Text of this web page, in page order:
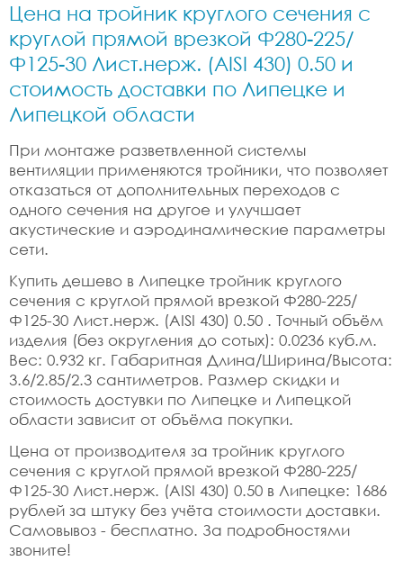
Цена на тройник круглого сечения с
круглой прямой врезкой Ф280-225/
Ф125-30 Лист.нерж. (AISI 430) 0.50 и
стоимость доставки по Липецке и
Липецкой области
При монтаже разветвленной системы
вентиляции применяются тройники, что позволяет
отказаться от дополнительных переходов с
одного сечения на другое и улучшает
акустические и аэродинамические параметры
сети.
Купить дешево в Липецке тройник круглого
сечения с круглой прямой врезкой Ф280-225/
Ф125-30 Лист.нерж. (AISI 430) 0.50 . Точный объём
изделия (без округления до сотых): 0.0236 куб.м.
Вес: 0.932 кг. Габаритная Длина/Ширина/Высота:
3.6/2.85/2.3 сантиметров. Размер скидки и
стоимость достувки по Липецке и Липецкой
области зависит от объёма покупки.
Цена от производителя за тройник круглого
сечения с круглой прямой врезкой Ф280-225/
Ф125-30 Лист.нерж. (AISI 430) 0.50 в Липецке: 1686
рублей за штуку без учёта стоимости доставки.
Самовывоз - бесплатно. За подробностями
звоните!